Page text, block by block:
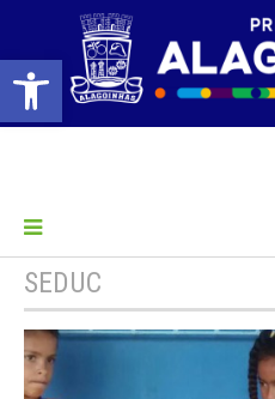
SEDUC
Barra de Ferramentas Aberta